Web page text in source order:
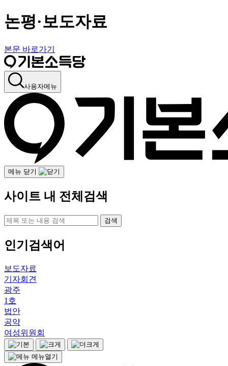
논평·보도자료
본문 바로가기
사용자메뉴
메뉴 닫기
사이트 내 전체검색
검색
인기검색어
보도자료
기자회견
광주
1호
법안
공약
여성위원회
메뉴열기